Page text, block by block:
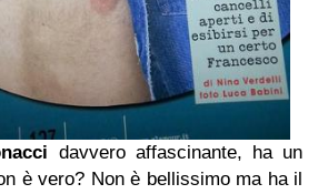
davvero affascinante, ha un
è vero? Non è bellissimo ma ha il